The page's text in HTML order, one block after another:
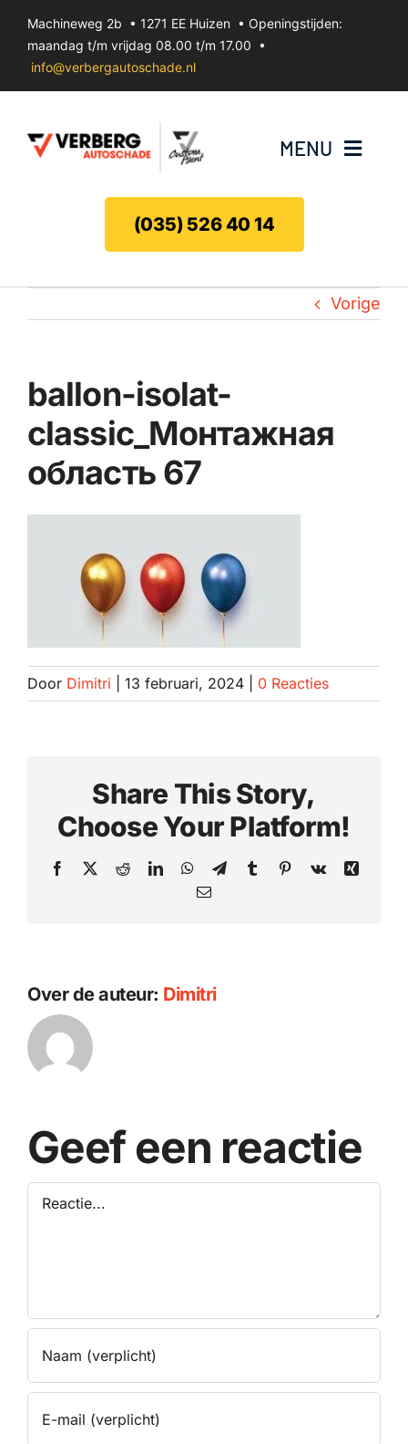
naar
inhoud
Machineweg 2b • 1271 EE Huizen • Openingstijden:
maandag t/m vrijdag 08.00 t/m 17.00 •
info@verbergautoschade.nl
MENU
Bumperherstel
Koplamp herstel
Spotrepair
Schadeherstel
Zo herstellen wij autoschade. Stap voor stap
Contact
(035) 526 40 14
Vorige
ballon-isolat-
classic_Монтажная
область 67
Door Dimitri 13 februari, 2024 0 Reacties
Share This Story,
Choose Your Platform!
Facebook
X RedditLinkedInWhatsApp
TelegramTumblrPinterest
Vk
Xing
E-
Over de auteur: Dimitri
Geef een reactie
Reactie